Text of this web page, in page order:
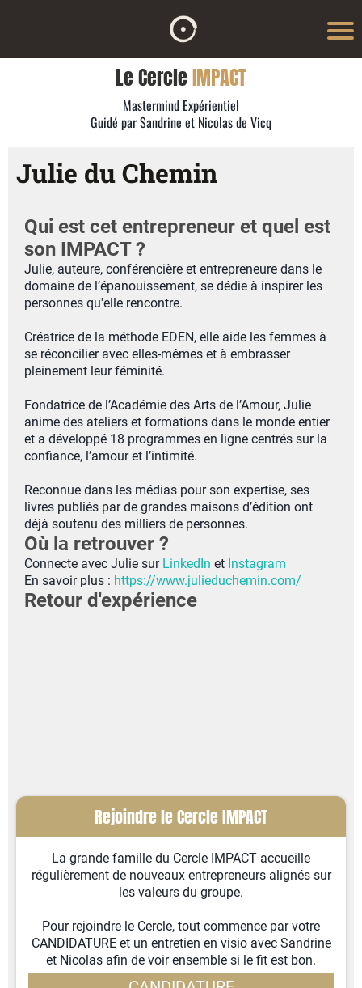
Le CercleIMPACT
Mastermind Expérientiel
Guidé par Sandrine et Nicolas de Vicq
Julie du Chemin
Qui est cet entrepreneur et quel est
son IMPACT ?
Julie, auteure, conférencière et entrepreneure dans le
domaine de l’épanouissement, se dédie à inspirer les
personnes qu'elle rencontre.
Créatrice de la méthode EDEN, elle aide les femmes à
se réconcilier avec elles-mêmes et à embrasser
pleinement leur féminité.
Fondatrice de l’Académie des Arts de l’Amour, Julie
anime des ateliers et formations dans le monde entier
et a développé 18 programmes en ligne centrés sur la
confiance, l’amour et l’intimité.
Reconnue dans les médias pour son expertise, ses
livres publiés par de grandes maisons d’édition ont
déjà soutenu des milliers de personnes.
Où la retrouver ?
Connecte avec Julie surLinkedIn et Instagram
En savoir plus : https://www.julieduchemin.com/
Retour d'expérience
Rejoindre le Cercle IMPACT
La grande famille du Cercle IMPACT accueille
régulièrement de nouveaux entrepreneurs alignés sur
les valeurs du groupe.
Pour rejoindre le Cercle, tout commence par votre
CANDIDATURE et un entretien en visio avec Sandrine
et Nicolas afin de voir ensemble si le fit est bon.